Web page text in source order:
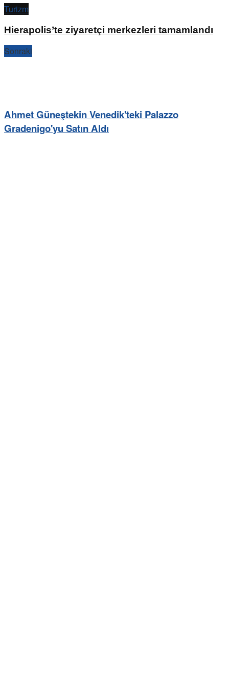
Turizm
Hierapolis’te ziyaretçi merkezleri tamamlandı
Sonraki
Ahmet Güneştekin Venedik'teki Palazzo
Gradenigo'yu Satın Aldı